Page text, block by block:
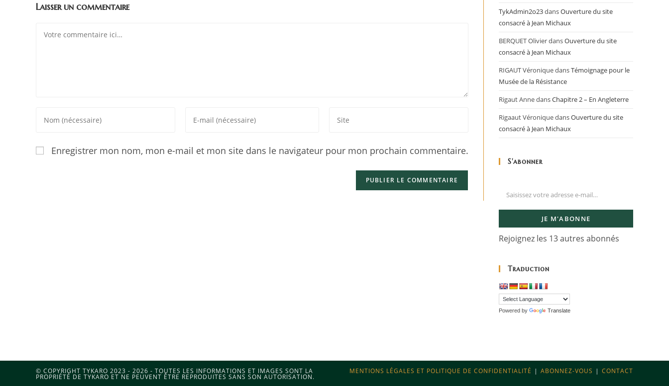
Laisser un commentaire
Enregistrer mon nom, mon e-mail et mon site dans le navigateur pour mon prochain commentaire.
TykAdmin2o23dansOuverture du site
consacré à Jean Michaux
BERQUET OlivierdansOuverture du site
consacré à Jean Michaux
RIGAUT VéroniquedansTémoignage pour le
Musée de la Résistance
Rigaut AnnedansChapitre 2 – En Angleterre
Rigaaut VéroniquedansOuverture du site
consacré à Jean Michaux
S'abonner
JE M'ABONNE
Rejoignez les 13 autres abonnés
Traduction
Powered by Translate
MENTIONS LÉGALES ET POLITIQUE DE CONFIDENTIALITÉ ABONNEZ-VOUS CONTACT
© COPYRIGHT TYKARO 2023 - 2026 - TOUTES LES INFORMATIONS ET IMAGES SONT LA
PROPRIÉTÉ DE TYKARO ET NE PEUVENT ÊTRE REPRODUITES SANS SON AUTORISATION.